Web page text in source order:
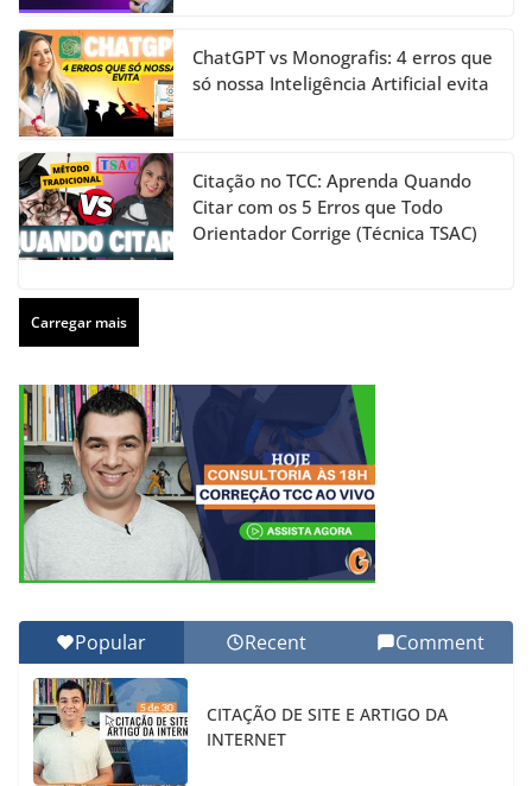
ChatGPT vs Monografis: 4 erros que
só nossa Inteligência Artificial evita
Citação no TCC: Aprenda Quando
Citar com os 5 Erros que Todo
Orientador Corrige (Técnica TSAC)
Carregar mais
Popular Recent Comment
CITAÇÃO DE SITE E ARTIGO DA
INTERNET